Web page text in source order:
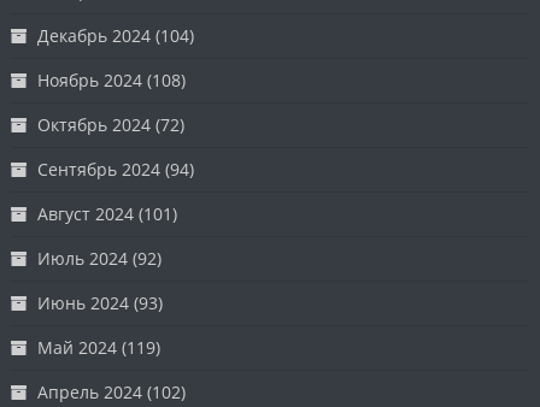
Декабрь 2024 (104)
Ноябрь 2024 (108)
Октябрь 2024 (72)
Сентябрь 2024 (94)
Август 2024 (101)
Июль 2024 (92)
Июнь 2024 (93)
Май 2024 (119)
Апрель 2024 (102)